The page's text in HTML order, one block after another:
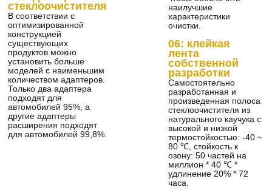
стеклоочистителя
В соответствии с
оптимизированной
конструкцией
существующих
продуктов можно
установить больше
моделей с наименьшим
количеством адаптеров.
Только два адаптера
подходят для
автомобилей 95%, а
другие адаптеры
расширения подходят
для автомобилей 99,8%.
наилучшие
характеристики
очистки.
06: клейкая
лента
собственной
разработки
Самостоятельно
разработанная и
произведенная полоса
стеклоочистителя из
натурального каучука с
высокой и низкой
термостойкостью: -40 ~
80 ℃, стойкость к
озону: 50 частей на
миллион * 40 ℃ *
удлинение 20% * 72
часа.